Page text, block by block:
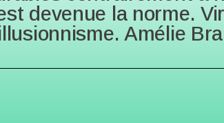
devenue la norme.
Amélie